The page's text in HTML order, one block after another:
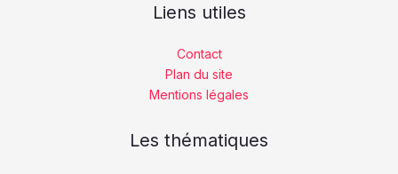
Liens utiles
Contact
Plan du site
Mentions légales
Les thématiques